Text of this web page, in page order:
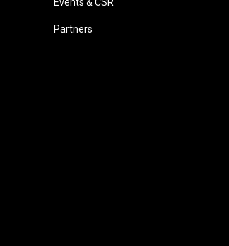
Partners